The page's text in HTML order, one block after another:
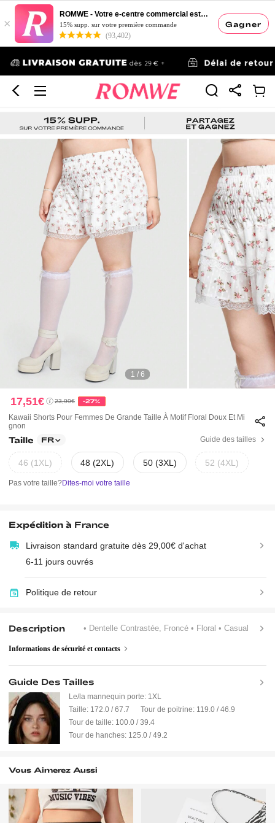
Gagner
×
ROMWE - Votre e-centre commercial esthétique
15% supp. sur votre première commande
(93,402)
1 / 6
17,51€ 23,99€ -27%
Kawaii Shorts Pour Femmes De Grande Taille À Motif Floral Doux Et Mi
Gnon
Taille FR Guide des tailles
46 (1XL) 48 (2XL) 50 (3XL) 52 (4XL)
Pas votre taille?Dites-moi votre taille
Expédition à France
Livraison standard gratuite dès 29,00€ d'achat
6-11 jours ouvrés
Politique de retour
Description • Dentelle Contrastée, Froncé• Floral• Casual
Informations de sécurité et contacts
Guide Des Tailles
Le/la mannequin porte: 1XL
Taille: 172.0 / 67.7 Tour de poitrine: 119.0 / 46.9
Tour de taille: 100.0 / 39.4
Tour de hanches: 125.0 / 49.2
Vous Aimerez Aussi